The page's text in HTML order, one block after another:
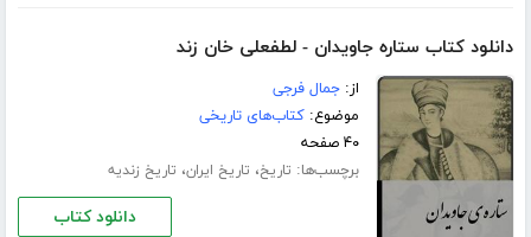
دانلود کتاب ستاره جاویدان - لطفعلی خان زند
از:جمال فرجی
موضوع:کتاب‌های تاریخی
۴۰ صفحه
برچسب‌ها: تاریخ، تاریخ ایران، تاریخ زندیه
دانلود کتاب